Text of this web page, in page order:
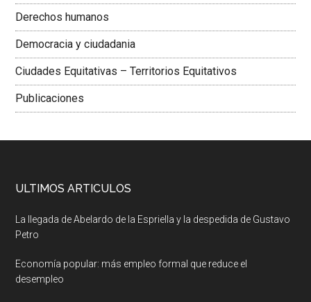
Derechos humanos
Democracia y ciudadania
Ciudades Equitativas – Territorios Equitativos
Publicaciones
ULTIMOS ARTICULOS
La llegada de Abelardo de la Espriella y la despedida de Gustavo
Petro
Economía popular: más empleo formal que reduce el
desempleo